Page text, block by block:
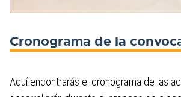
Cronograma de la
Aquí encontrarás el cronograma de las